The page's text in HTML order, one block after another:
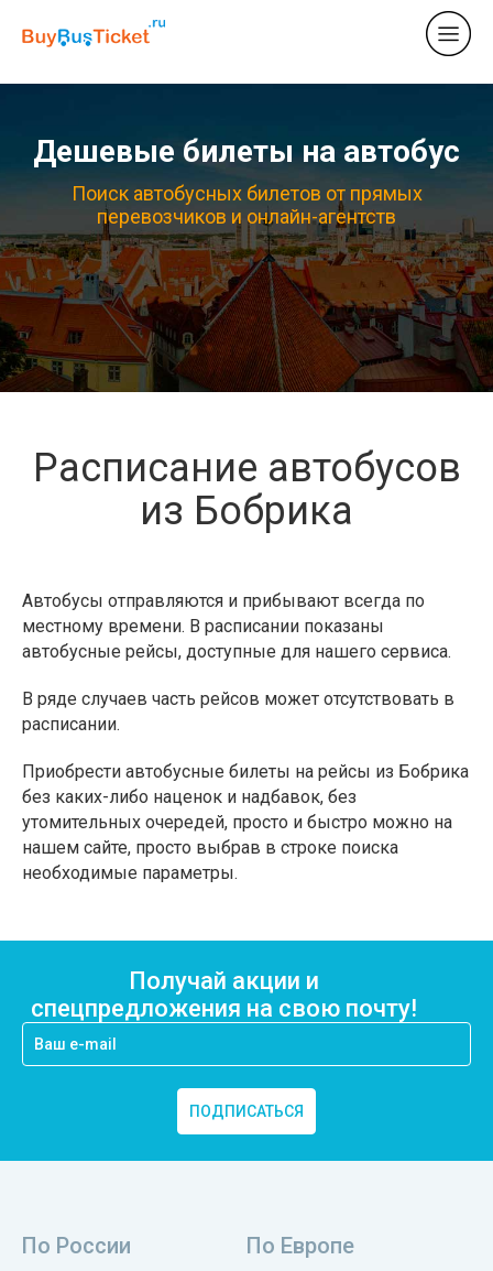
Дешевые билеты на автобус
Поиск автобусных билетов от прямых
перевозчиков и онлайн-агентств
Расписание автобусов
из Бобрика
Автобусы отправляются и прибывают всегда по
местному времени. В расписании показаны
автобусные рейсы, доступные для нашего сервиса.
В ряде случаев часть рейсов может отсутствовать в
расписании.
Приобрести автобусные билеты на рейсы из Бобрика
без каких-либо наценок и надбавок, без
утомительных очередей, просто и быстро можно на
нашем сайте, просто выбрав в строке поиска
необходимые параметры.
Получай акции и
спецпредложения на свою почту!
ПОДПИСАТЬСЯ
По России По Европе